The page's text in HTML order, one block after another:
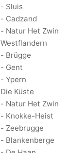
- Sluis
- Cadzand
- Natur Het Zwin
Westflandern
- Brügge
- Gent
- Ypern
Die Küste
- Natur Het Zwin
- Knokke-Heist
- Zeebrugge
- Blankenberge